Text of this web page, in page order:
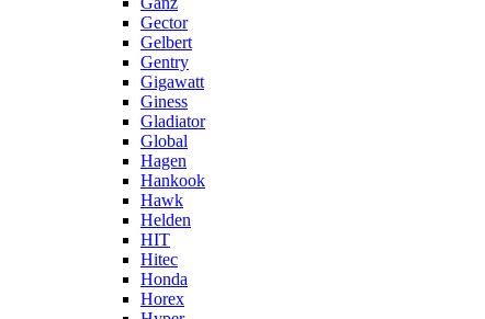
Gector
Gelbert
Gentry
Gigawatt
Giness
Gladiator
Global
Hagen
Hankook
Hawk
Helden
HIT
Hitec
Honda
Horex